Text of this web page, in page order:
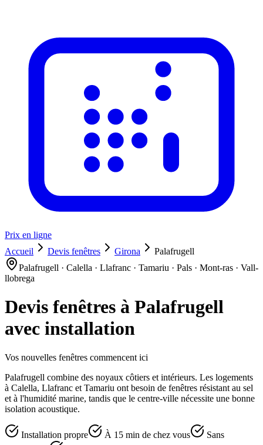
Prix en ligne
Accueil
Devis fenêtres Girona
Palafrugell
Palafrugell · Calella · Llafranc · Tamariu · Pals · Mont-ras · Vall-
llobrega
Devis fenêtres à Palafrugell
avec installation
Vos nouvelles fenêtres commencent ici
Palafrugell combine des noyaux côtiers et intérieurs. Les logements
à Calella, Llafranc et Tamariu ont besoin de fenêtres résistant au sel
et à l'humidité marine, tandis que le centre-ville nécessite une bonne
isolation acoustique.
Installation propre À 15 min de chez vous
Sans